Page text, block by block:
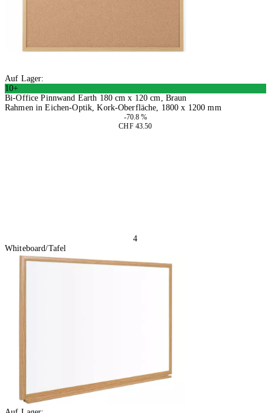
Auf Lager:
10+
Bi-Office Pinnwand Earth 180 cm x 120 cm, Braun
Rahmen in Eichen-Optik, Kork-Oberfläche, 1800 x 1200 mm
-70.8 %
CHF 43.50
4
Whiteboard/Tafel